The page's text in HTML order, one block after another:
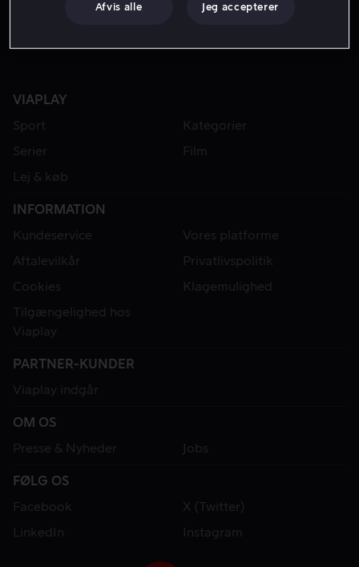
VIAPLAY
Sport
Kategorier
Serier
Film
Lej & køb
INFORMATION
Kundeservice
Vores platforme
Aftalevilkår
Privatlivspolitik
Cookies
Klagemulighed
Tilgængelighed hos
Viaplay
PARTNER-KUNDER
Viaplay indgår
OM OS
Presse & Nyheder
Jobs
FØLG OS
Facebook
X (Twitter)
LinkedIn
Instagram
Afvis alle Jeg accepterer